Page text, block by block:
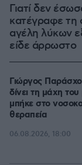
Γιατί δεν
κατέγραφε τη
αγέλη λύκων
είδε άρρωστο
Γιώργος
δίνει τη μάχη
μπήκε στο
θεραπεία
06.08.2026, 18:00